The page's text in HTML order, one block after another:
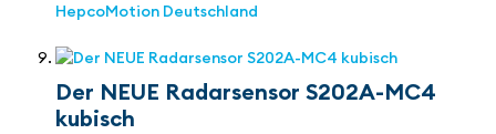
HepcoMotion Deutschland
Der NEUE Radarsensor S202A-MC4
kubisch